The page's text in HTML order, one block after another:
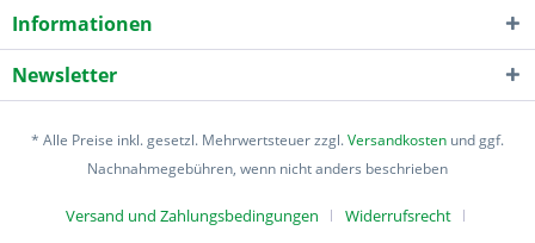
Informationen
Newsletter
* Alle Preise inkl. gesetzl. Mehrwertsteuer zzgl.Versandkosten und ggf.
Nachnahmegebühren, wenn nicht anders beschrieben
Versand und Zahlungsbedingungen Widerrufsrecht